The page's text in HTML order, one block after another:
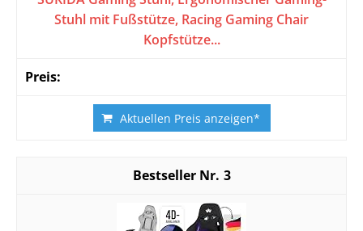
Stuhl mit Fußstütze, Racing Gaming Chair
Kopfstütze...
Aktuellen Preis anzeigen*
3